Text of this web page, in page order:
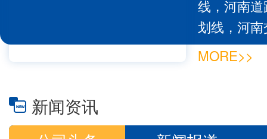
线，河南
划线，河
售为一体
司以“质量
质的管理
MORE>>
新闻资讯